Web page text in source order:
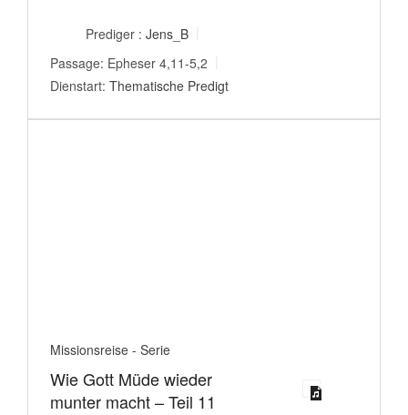
Prediger : Jens_B
Passage: Epheser 4,11-5,2
Dienstart: Thematische Predigt
Missionsreise - Serie
Wie Gott Müde wieder
munter macht – Teil 11